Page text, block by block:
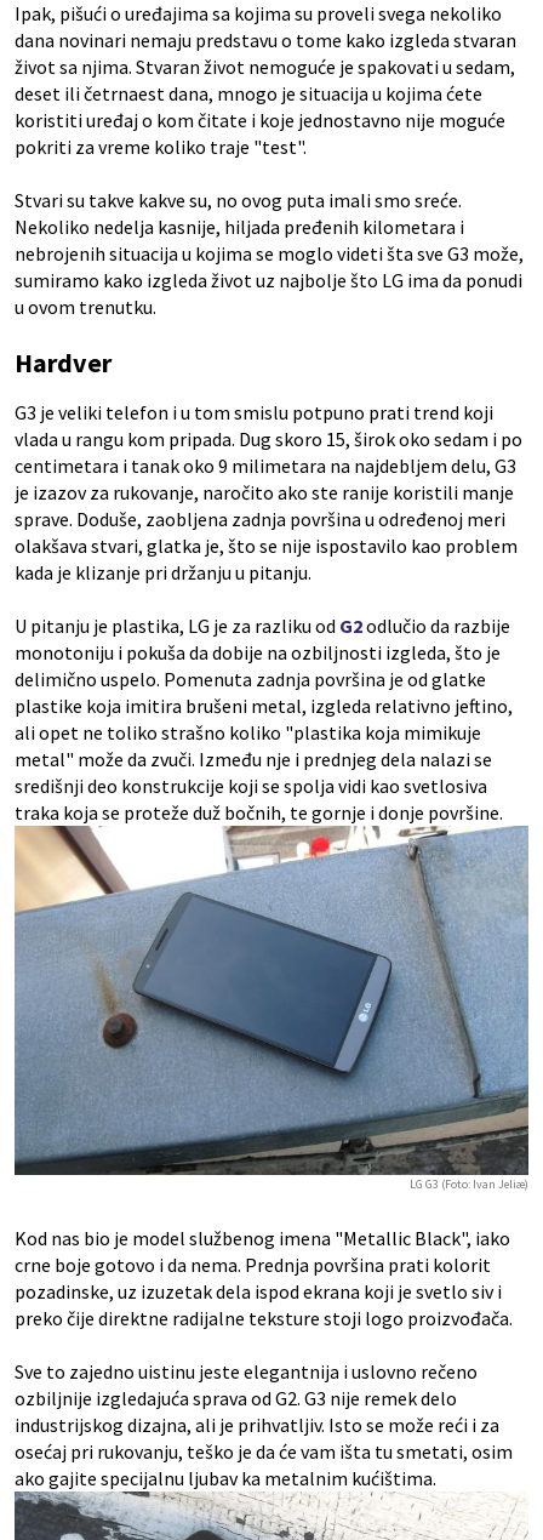
Ipak, pišući o uređajima sa kojima su proveli svega nekoliko
dana novinari nemaju predstavu o tome kako izgleda stvaran
život sa njima. Stvaran život nemoguće je spakovati u sedam,
deset ili četrnaest dana, mnogo je situacija u kojima ćete
koristiti uređaj o kom čitate i koje jednostavno nije moguće
pokriti za vreme koliko traje "test".
Stvari su takve kakve su, no ovog puta imali smo sreće.
Nekoliko nedelja kasnije, hiljada pređenih kilometara i
nebrojenih situacija u kojima se moglo videti šta sve G3 može,
sumiramo kako izgleda život uz najbolje što LG ima da ponudi
u ovom trenutku.
Hardver
G3 je veliki telefon i u tom smislu potpuno prati trend koji
vlada u rangu kom pripada. Dug skoro 15, širok oko sedam i po
centimetara i tanak oko 9 milimetara na najdebljem delu, G3
je izazov za rukovanje, naročito ako ste ranije koristili manje
sprave. Doduše, zaobljena zadnja površina u određenoj meri
olakšava stvari, glatka je, što se nije ispostavilo kao problem
kada je klizanje pri držanju u pitanju.
U pitanju je plastika, LG je za razliku od G2odlučio da razbije
monotoniju i pokuša da dobije na ozbiljnosti izgleda, što je
delimično uspelo. Pomenuta zadnja površina je od glatke
plastike koja imitira brušeni metal, izgleda relativno jeftino,
ali opet ne toliko strašno koliko "plastika koja mimikuje
metal" može da zvuči. Između nje i prednjeg dela nalazi se
središnji deo konstrukcije koji se spolja vidi kao svetlosiva
traka koja se proteže duž bočnih, te gornje i donje površine.
LG G3 (Foto: Ivan Jeliæ)
Kod nas bio je model službenog imena "Metallic Black", iako
crne boje gotovo i da nema. Prednja površina prati kolorit
pozadinske, uz izuzetak dela ispod ekrana koji je svetlo siv i
preko čije direktne radijalne teksture stoji logo proizvođača.
Sve to zajedno uistinu jeste elegantnija i uslovno rečeno
ozbiljnije izgledajuća sprava od G2. G3 nije remek delo
industrijskog dizajna, ali je prihvatljiv. Isto se može reći i za
osećaj pri rukovanju, teško je da će vam išta tu smetati, osim
ako gajite specijalnu ljubav ka metalnim kućištima.